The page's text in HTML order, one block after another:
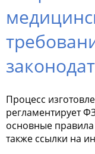
Процесс
регламентирует
основные правила
также ссылки на